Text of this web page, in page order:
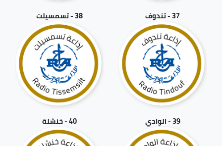
37 - تندوف 38 - تسمسيلت
39 - الوادي 40 - خنشلة